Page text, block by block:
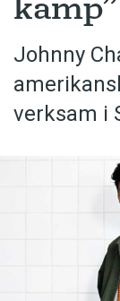
Johnny
verksam i